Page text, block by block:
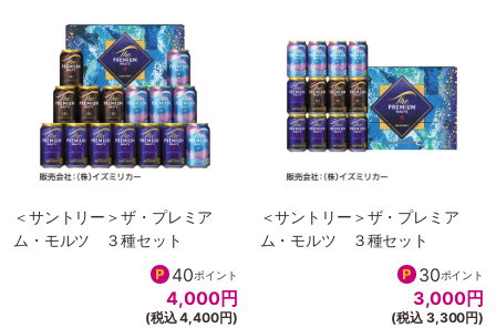
＜サントリー＞ザ・プレミア
ム・モルツ ３種セット
40ポイント
4,000円
(税込 4,400円)
＜サントリー＞ザ・プレミア
ム・モルツ ３種セット
30ポイント
3,000円
(税込 3,300円)